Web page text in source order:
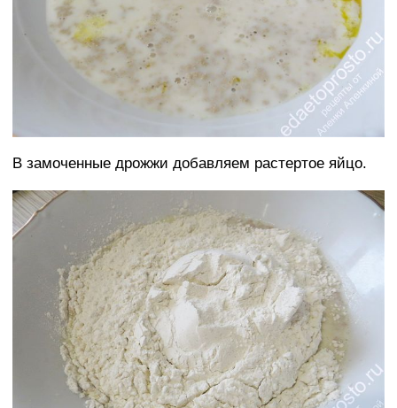
В замоченные дрожжи добавляем растертое яйцо.